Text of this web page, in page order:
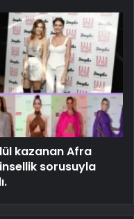
kazanan Afra
sorusuyla